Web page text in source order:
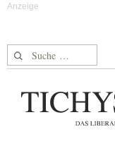
Suche nach: